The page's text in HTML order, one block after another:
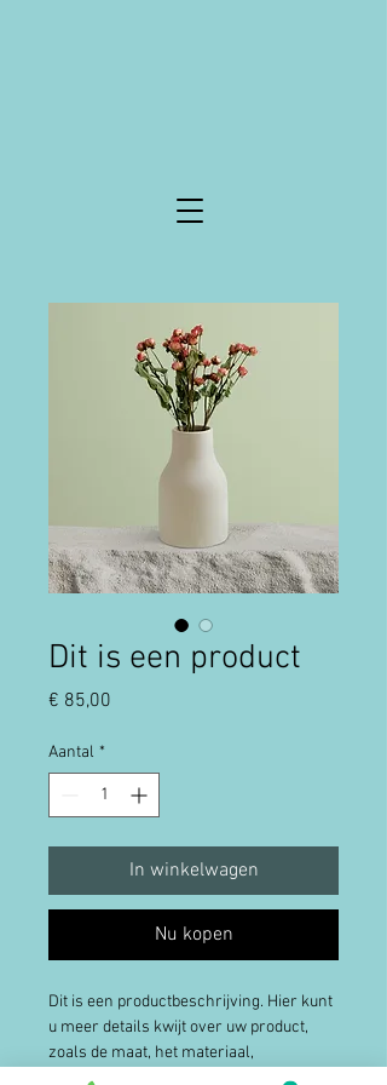
Dit is een product
€ 85,00
Aantal *
In winkelwagen
Nu kopen
Dit is een productbeschrijving. Hier kunt
u meer details kwijt over uw product,
zoals de maat, het materiaal,
gebruiksinstructies enzovoort.